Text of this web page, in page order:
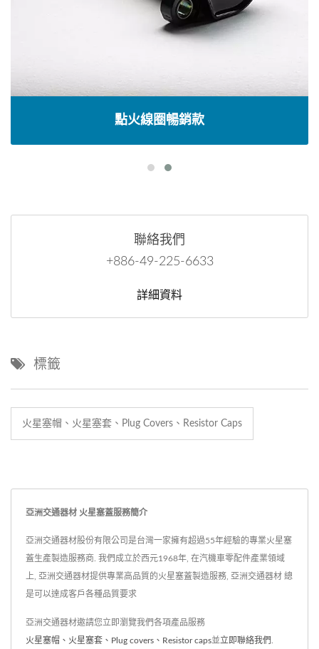
點火線圈暢銷款
聯絡我們
+886-49-225-6633
詳細資料
標籤
火星塞帽、火星塞套、Plug Covers、Resistor Caps
亞洲交通器材 火星塞蓋服務簡介
亞洲交通器材股份有限公司是台灣一家擁有超過55年經驗的專業火星塞
蓋生產製造服務商. 我們成立於西元1968年, 在汽機車零配件產業領域
上, 亞洲交通器材提供專業高品質的火星塞蓋製造服務, 亞洲交通器材 總
是可以達成客戶各種品質要求
亞洲交通器材邀請您立即瀏覽我們各項產品服務
火星塞帽、火星塞套、Plug covers、Resistor caps並立即聯絡我們